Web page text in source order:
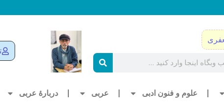
علوم و فنون ادبی عربی دربارۀ عربی